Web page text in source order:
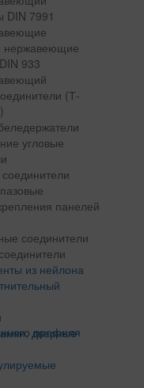
DIN 7991
нержавеющие
933
(Т-
угловые
панелей
соединители
из нейлона
дверные